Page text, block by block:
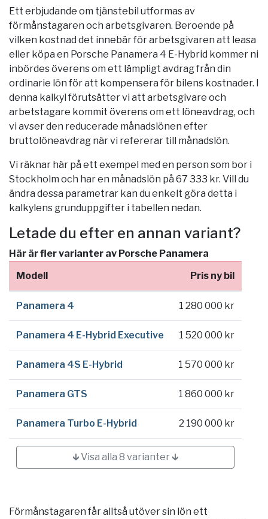
Ett erbjudande om tjänstebil utformas av
förmånstagaren och arbetsgivaren. Beroende på
vilken kostnad det innebär för arbetsgivaren att leasa
eller köpa en Porsche Panamera 4 E-Hybrid kommer ni
inbördes överens om ett lämpligt avdrag från din
ordinarie lön för att kompensera för bilens kostnader. I
denna kalkyl förutsätter vi att arbetsgivare och
arbetstagare kommit överens om ett löneavdrag, och
vi avser den reducerade månadslönen efter
bruttolöneavdrag när vi refererar till månadslön.
Vi räknar här på ett exempel med en person som bor i
Stockholm och har en månadslön på 67 333 kr. Vill du
ändra dessa parametrar kan du enkelt göra detta i
kalkylens grunduppgifter i tabellen nedan.
Letade du efter en annan variant?
Här är fler varianter av Porsche Panamera
Modell
Pris ny bil
Panamera 4 1 280 000 kr
Panamera 4 E-Hybrid Executive 1 520 000 kr
Panamera 4S E-Hybrid 1 570 000 kr
Panamera GTS 1 860 000 kr
Panamera Turbo E-Hybrid 2 190 000 kr
🡳 Visa alla 8 varianter 🡳
Förmånstagaren får alltså utöver sin lön ett